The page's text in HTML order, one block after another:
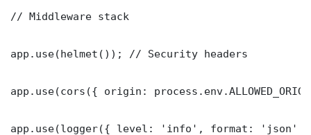
// Middleware stack
app.use(helmet()); // Security headers
app.use(cors({ origin:
app.use(logger({ level: 'info', format: 'json'